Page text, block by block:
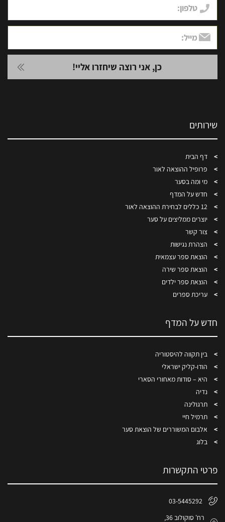
שירותים
דף הבית
פרופיל ההוצאה לאור
מי ומה בסער
חדש על המדף
12 כללים לבחירת ההוצאה לאור
יוצרים ממליצים על סער
צור קשר
הצהרת נגישות
הוצאת ספר עצמאית
הוצאת ספר שירה
הוצאת ספר ילדים
עריכת ספרים
חדש על המדף
בין תקווה להיסטוריה
הודו-קליק ישראלי
היא – סודות מאחורי הסארי
נדיה
תרגולינה
תרמיל חיי
אלבום המשוררים של הוצאת סער
בלוג
פרטי התקשרות
03-5445292
רח' סוקולוב 36,